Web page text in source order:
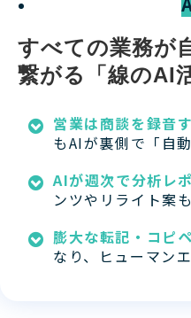
すべての業務が
繋がる「線のAI
営業は商談を録音
もAIが裏側で「自動
AIが週次で分析レ
ンツやリライト案
膨大な転記・コピ
なり、ヒューマン